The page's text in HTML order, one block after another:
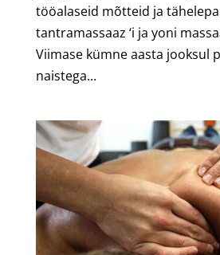
tööalaseid mõtteid ja
tantramassaaz ‘i ja yoni
Viimase kümne aasta jooksul
naistega...